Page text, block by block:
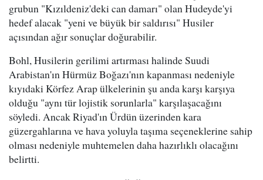
grubun "Kızıldeniz'deki can damarı" olan Hudeyde'yi
hedef alacak "yeni ve büyük bir saldırısı" Husiler
açısından ağır sonuçlar doğurabilir.
Bohl, Husilerin gerilimi artırması halinde Suudi
Arabistan'ın Hürmüz Boğazı'nın kapanması nedeniyle
kıyıdaki Körfez Arap ülkelerinin şu anda karşı karşıya
olduğu "aynı tür lojistik sorunlarla" karşılaşacağını
söyledi. Ancak Riyad'ın Ürdün üzerinden kara
güzergahlarına ve hava yoluyla taşıma seçeneklerine sahip
olması nedeniyle muhtemelen daha hazırlıklı olacağını
belirtti.